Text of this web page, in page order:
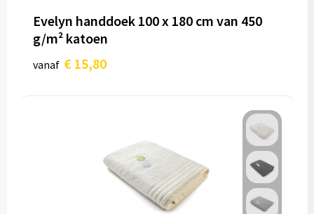
Evelyn handdoek 100 x 180 cm van 450
g/m² katoen
vanaf € 15,80